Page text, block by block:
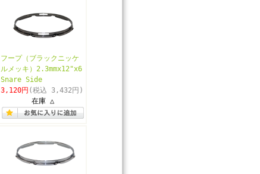
フープ（ブラックニッケ
ルメッキ）2.3mmx12"x6
Snare Side
3,120円 (税込 3,432円)
在庫 △